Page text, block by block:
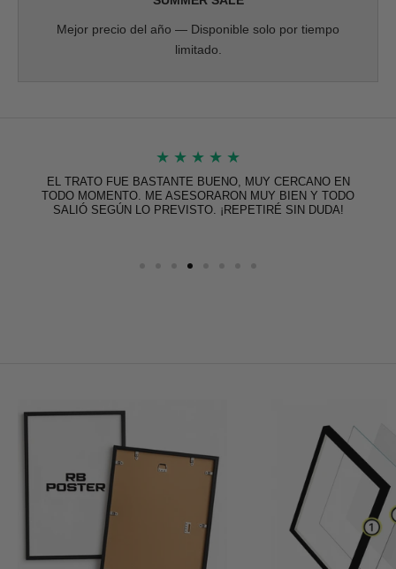
Mejor precio del año — Disponible solo por tiempo
limitado.
★ ★ ★ ★ ★
EL TRATO FUE BASTANTE BUENO, MUY CERCANO EN
TODO MOMENTO. ME ASESORARON MUY BIEN Y TODO
SALIÓ SEGÚN LO PREVISTO. ¡REPETIRÉ SIN DUDA!